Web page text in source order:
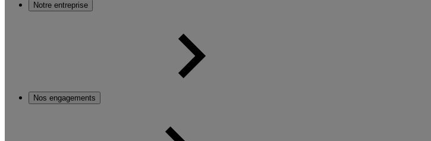
Notre entreprise
Nos engagements